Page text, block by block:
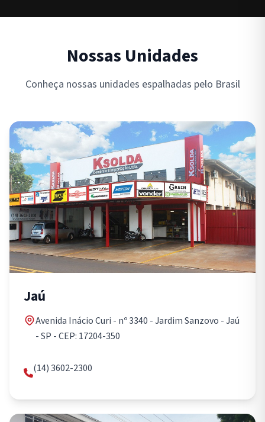
Nossas Unidades
Conheça nossas unidades espalhadas pelo Brasil
Jaú
Avenida Inácio Curi - nº 3340 - Jardim Sanzovo - Jaú
- SP - CEP: 17204-350
(14) 3602-2300